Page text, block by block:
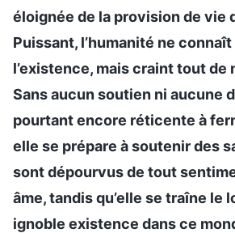
éloignée de la provision de vie
Puissant, l’humanité ne
l’existence, mais craint tout de
Sans aucun soutien ni aucune
pourtant encore réticente à
elle se prépare à soutenir des
sont dépourvus de tout
âme, tandis qu’elle se traîne le
ignoble existence dans ce